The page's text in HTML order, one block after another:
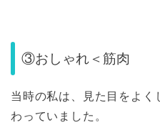
③おしゃれ＜筋肉
当時の私は、見た目をよく
わっていました。